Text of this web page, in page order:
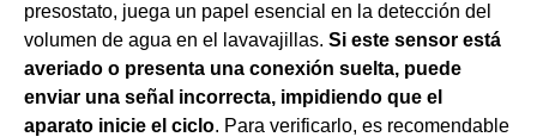
presostato, juega un papel esencial en la detección del
volumen de agua en el lavavajillas. Si este sensor está
averiado o presenta una conexión suelta, puede
enviar una señal incorrecta, impidiendo que el
aparato inicie el ciclo. Para verificarlo, es recomendable